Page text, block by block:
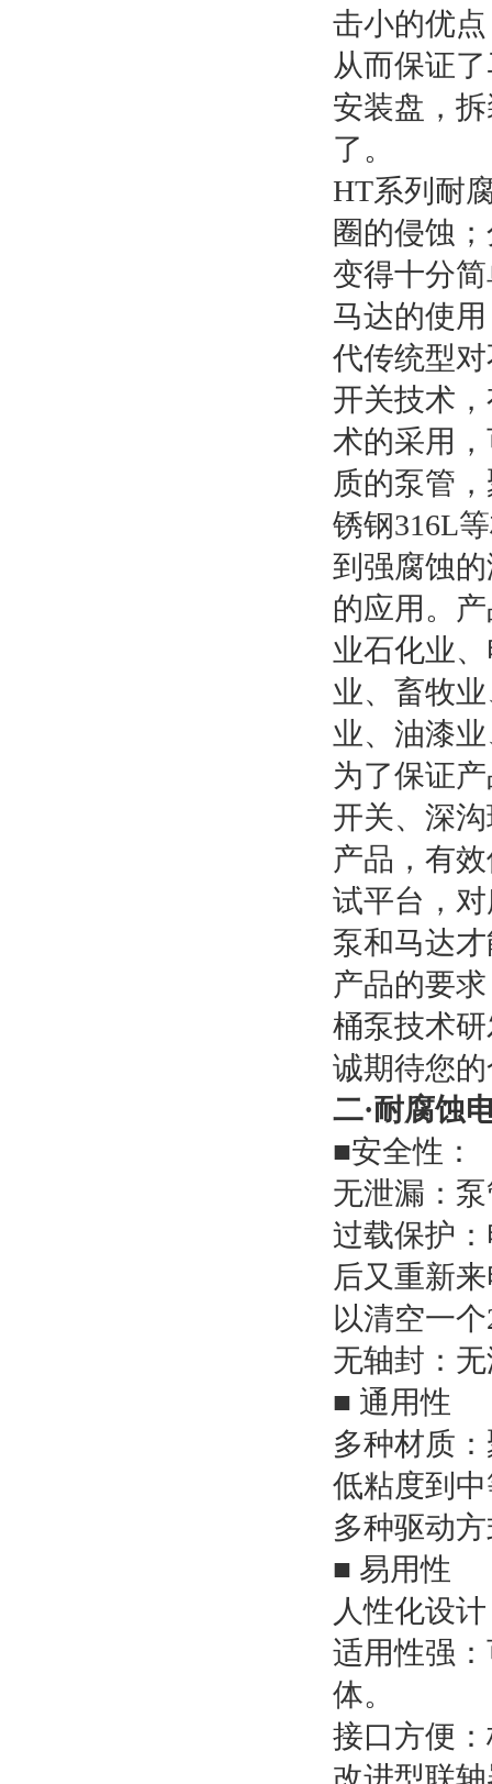
击小的优
从而保证
安装盘，
了。
HT系列耐
圈的侵蚀
变得十分
马达的使
代传统型
开关技术
术的采用
质的泵管
锈钢316L
到强腐蚀
的应用。
业石化业
业、畜牧
业、油漆
为了保证
开关、深
产品，有
试平台，
泵和马达
产品的要
桶泵技术
诚期待您
二·耐腐蚀
■安全性：
无泄漏：
过载保护
后又重新
以清空一
无轴封：
■ 通用性
多种材质
低粘度到
多种驱动
■ 易用性
人性化设
适用性强
体。
接口方便